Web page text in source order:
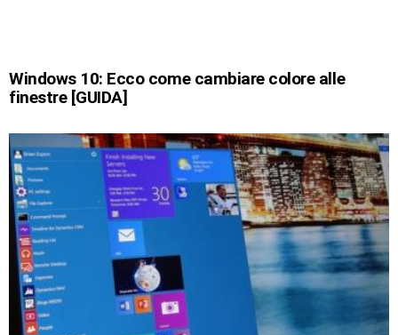
Windows 10: Ecco come cambiare colore alle
finestre [GUIDA]